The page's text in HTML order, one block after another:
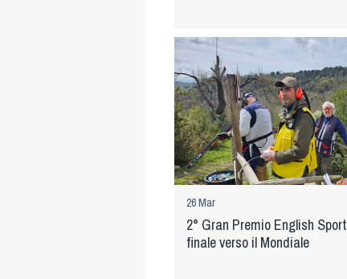
26 Mar
2° Gran Premio English
finale verso il Mondiale